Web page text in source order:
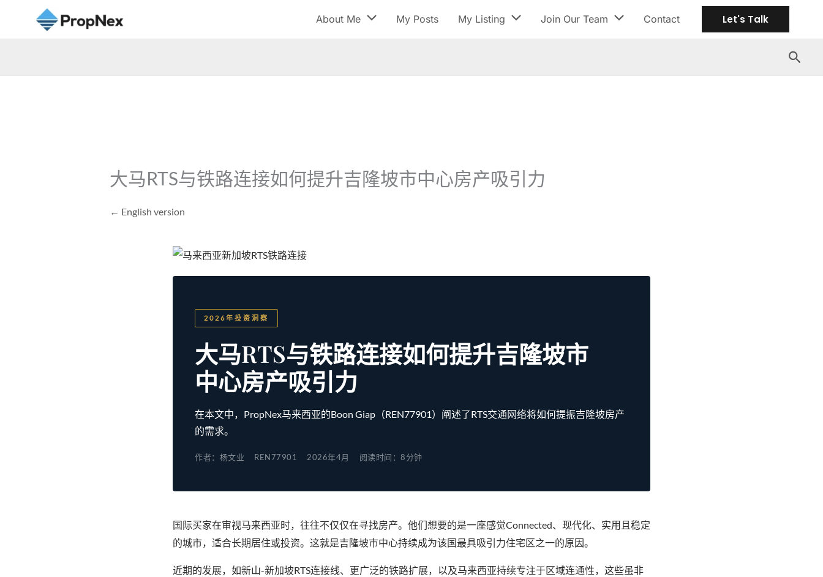
About Me My Posts My Listing Join Our Team Contact Let's Talk
Search
大马RTS与铁路连接如何提升吉隆坡市中心房产吸引力
← English version
2026年投资洞察
大马RTS与铁路连接如何提升吉隆坡市
中心房产吸引力
在本文中，PropNex马来西亚的Boon Giap（REN77901）阐述了RTS交通网络将如何提振吉隆坡房产
的需求。
作者：杨文业 REN77901 2026年4月 阅读时间：8分钟
国际买家在审视马来西亚时，往往不仅仅在寻找房产。他们想要的是一座感觉Connected、现代化、实用且稳定
的城市，适合长期居住或投资。这就是吉隆坡市中心持续成为该国最具吸引力住宅区之一的原因。
近期的发展，如新山-新加坡RTS连接线、更广泛的铁路扩展，以及马来西亚持续专注于区域连通性，这些虽非